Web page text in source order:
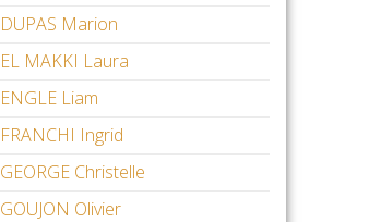
DUPAS Marion
EL MAKKI Laura
ENGLE Liam
FRANCHI Ingrid
GEORGE Christelle
GOUJON Olivier